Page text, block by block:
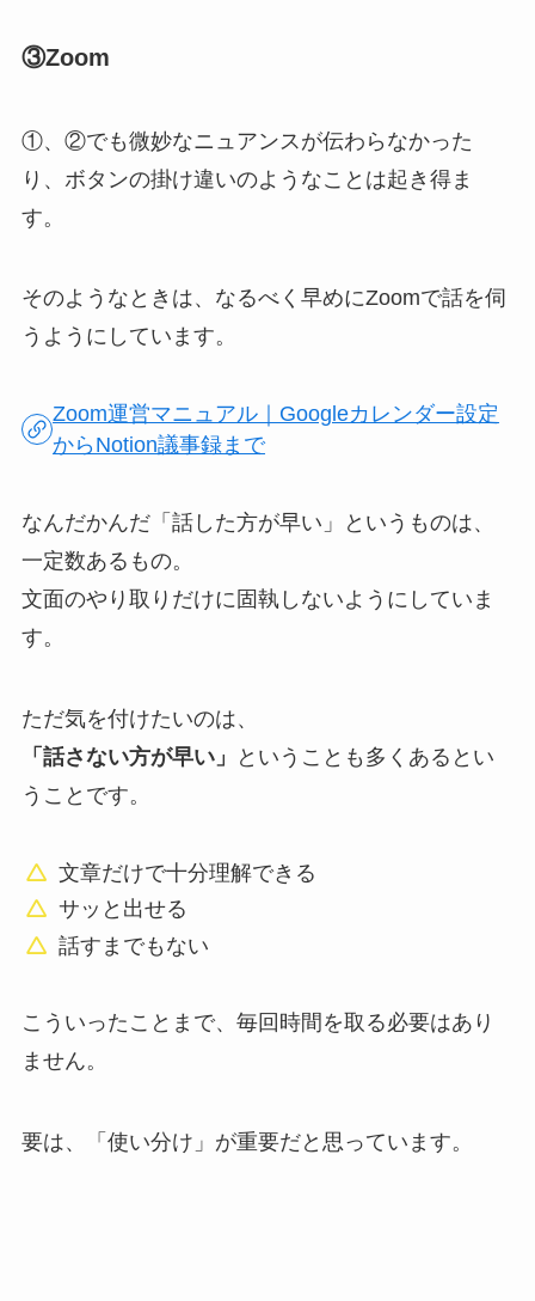
③Zoom
①、②でも微妙なニュアンスが伝わらなかった
り、ボタンの掛け違いのようなことは起き得ま
す。
そのようなときは、なるべく早めにZoomで話を伺
うようにしています。
Zoom運営マニュアル｜Googleカレンダー設定
からNotion議事録まで
なんだかんだ「話した方が早い」というものは、
一定数あるもの。
文面のやり取りだけに固執しないようにしていま
す。
ただ気を付けたいのは、
「話さない方が早い」
ということも多くあるとい
うことです。
文章だけで十分理解できる
サッと出せる
話すまでもない
こういったことまで、毎回時間を取る必要はあり
ません。
要は、「使い分け」が重要だと思っています。